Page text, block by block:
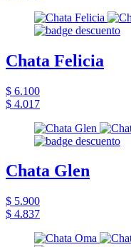
Chata Felicia
$ 6.100
$ 4.017
Chata Glen
$ 5.900
$ 4.837